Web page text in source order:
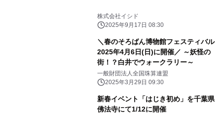
株式会社イシド
2025年9月17日 08:30
＼春のそろばん博物館フェスティバル
2025年4月6日(日)に開催／ ～妖怪の
街！？白井でウォークラリー～
一般財団法人全国珠算連盟
2025年3月29日 09:30
新春イベント「はじき初め」を千葉県
佛法寺にて1/12に開催